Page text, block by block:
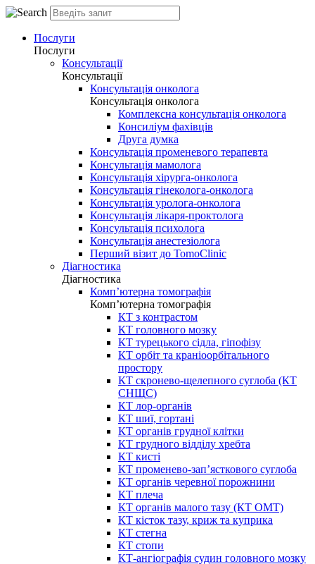
Послуги
Послуги
Консультації
Консультації
Консультація онколога
Консультація онколога
Комплексна консультація онколога
Консиліум фахівців
Друга думка
Консультація променевого терапевта
Консультація мамолога
Консультація хірурга-онколога
Консультація гінеколога-онколога
Консультація уролога-онколога
Консультація лікаря-проктолога
Консультація психолога
Консультація анестезіолога
Перший візит до TomoClinic
Діагностика
Діагностика
Комп’ютерна томографія
Комп’ютерна томографія
КТ з контрастом
КТ головного мозку
КТ турецького сідла, гіпофізу
КТ орбіт та краніоорбітального
простору
КТ скронево-щелепного суглоба (КТ
СНЩС)
КТ лор-органів
КТ шиї, гортані
КТ органів грудної клітки
КТ грудного відділу хребта
КТ кисті
КТ променево-зап’ясткового суглоба
КТ органів черевної порожнини
КТ плеча
КТ органів малого тазу (КТ ОМТ)
КТ кісток тазу, криж та куприка
КТ стегна
КТ стопи
КТ-ангіографія судин головного мозку